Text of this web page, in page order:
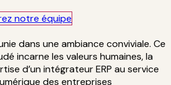
notre équipe​​​​